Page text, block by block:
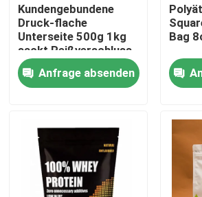
Kontakt
Nachrichten
Verpacken- der
Kaffee-Verpackentaschen
Kundengebundene
Druck-flache
Unterseite 500g 1kg
sackt Reißverschluss-
Oberflächenabdichtung
ein Anfrage absenden
Bag